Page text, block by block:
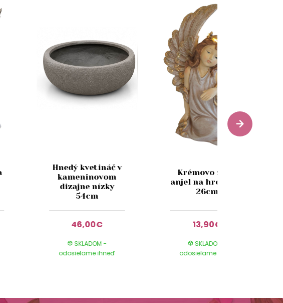
Hnedý kvetináč v
kameninovom
dizajne nízky
54cm
46,00€
SKLADOM -
odosielame ihneď
Krémovo zlatý
anjel na hrob LED
26cm
13,90€
SKLADOM -
odosielame ihneď